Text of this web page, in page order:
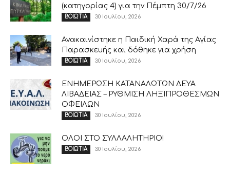
(κατηγορίας 4) για την Πέμπτη 30/7/26
ΒΟΙΩΤΙΑ 30 Ιουλίου, 2026
Ανακαινίστηκε η Παιδική Χαρά της Αγίας
Παρασκευής και δόθηκε για χρήση
ΒΟΙΩΤΙΑ 30 Ιουλίου, 2026
ΕΝΗΜΕΡΩΣΗ ΚΑΤΑΝΑΛΩΤΩΝ ΔΕΥΑ
ΛΙΒΑΔΕΙΑΣ – ΡΥΘΜΙΣΗ ΛΗΞΙΠΡΟΘΕΣΜΩΝ
ΟΦΕΙΛΩΝ
ΒΟΙΩΤΙΑ 30 Ιουλίου, 2026
ΟΛΟΙ ΣΤΟ ΣΥΛΛΑΛΗΤΗΡΙΟ!
ΒΟΙΩΤΙΑ 30 Ιουλίου, 2026